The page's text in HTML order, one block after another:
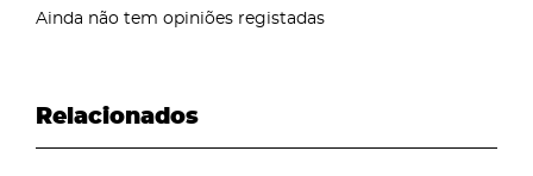
Ainda não tem opiniões registadas
Relacionados